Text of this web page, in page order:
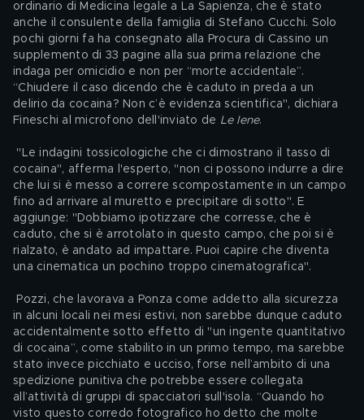
ordinario di Medicina legale a La Sapienza, che è stato
anche il consulente della famiglia di Stefano Cucchi. Solo
pochi giorni fa ha consegnato alla Procura di Cassino un
supplemento di 33 pagine alla sua prima relazione che
indaga per omicidio e non per “morte accidentale”.
“Chiudere il caso dicendo che è caduto in preda a un
delirio da cocaina? Non c’è evidenza scientifica", dichiara
Fineschi al microfono dell'inviato de Le Iene.
cocaina", afferma l'esperto, "non ci possono indurre a dire
che lui si è messo a correre scompostamente in un campo
fino ad arrivare al muretto e precipitare di sotto". E
aggiunge: "Dobbiamo ipotizzare che corresse, che è
caduto, che si è arrotolato in questo campo, che poi si è
rialzato, è andato ad impattare. Puoi capire che diventa
una cinematica un pochino troppo cinematografica".
in alcuni locali nei mesi estivi, non sarebbe dunque caduto
accidentalmente sotto effetto di "un ingente quantitativo
di cocaina”, come stabilito in un primo tempo, ma sarebbe
stato invece picchiato e ucciso, forse nell’ambito di una
spedizione punitiva che potrebbe essere collegata
all’attività di gruppi di spacciatori sull'isola. “Quando ho
visto questo corredo fotografico ho detto che molte